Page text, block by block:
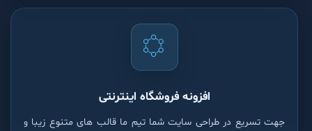
افزونه فروشگاه اینترنتی
جهت تسریع در طراحی سایت شما تیم ما قالب های متنوع زیبا و